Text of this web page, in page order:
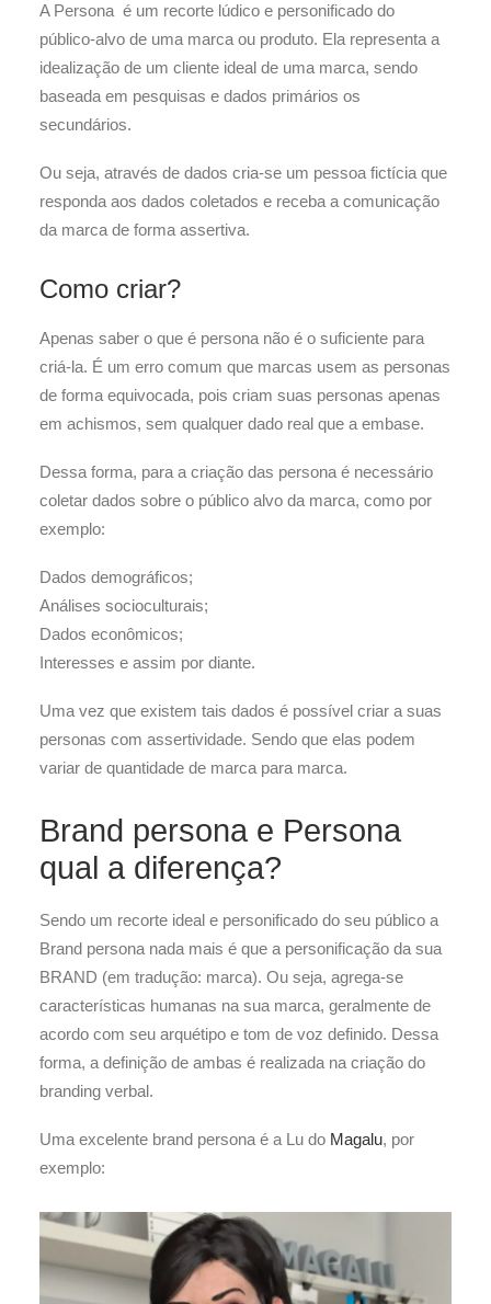
A Persona é um recorte lúdico e personificado do
público-alvo de uma marca ou produto. Ela representa a
idealização de um cliente ideal de uma marca, sendo
baseada em pesquisas e dados primários os
secundários.
Ou seja, através de dados cria-se um pessoa fictícia que
responda aos dados coletados e receba a comunicação
da marca de forma assertiva.
Como criar?
Apenas saber o que é persona não é o suficiente para
criá-la. É um erro comum que marcas usem as personas
de forma equivocada, pois criam suas personas apenas
em achismos, sem qualquer dado real que a embase.
Dessa forma, para a criação das persona é necessário
coletar dados sobre o público alvo da marca, como por
exemplo:
Dados demográficos;
Análises socioculturais;
Dados econômicos;
Interesses e assim por diante.
Uma vez que existem tais dados é possível criar a suas
personas com assertividade. Sendo que elas podem
variar de quantidade de marca para marca.
Brand persona e Persona
qual a diferença?
Sendo um recorte ideal e personificado do seu público a
Brand persona nada mais é que a personificação da sua
BRAND (em tradução: marca). Ou seja, agrega-se
características humanas na sua marca, geralmente de
acordo com seu arquétipo e tom de voz definido. Dessa
forma, a definição de ambas é realizada na criação do
branding verbal.
Uma excelente brand persona é a Lu do Magalu, por
exemplo: